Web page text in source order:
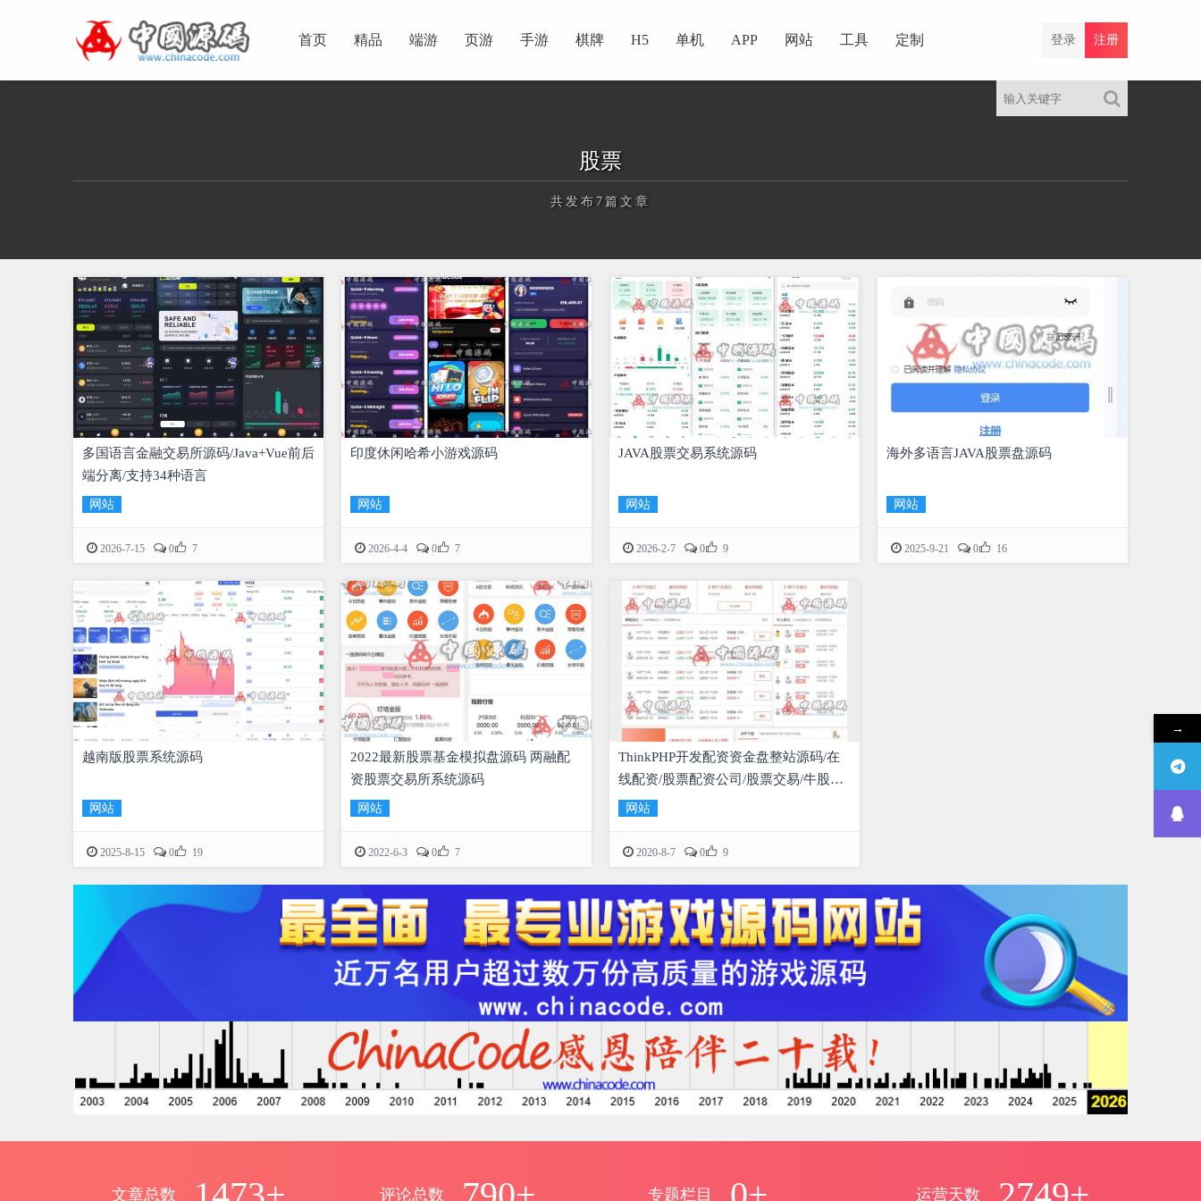
首页 精品 端游 页游 手游 棋牌 H5 单机 APP 网站 工具 定制 注册
登录
股票
共发布7篇文章
正在为您加载新内容
多国语言金融交易所源码/Java+Vue前后
端分离/支持34种语言
网站
2026-7-15 0 7
印度休闲哈希小游戏源码
网站
2026-4-4 0 7
JAVA股票交易系统源码
网站
2026-2-7 0 9
海外多语言JAVA股票盘源码
网站
2025-9-21 0 16
越南版股票系统源码
网站
2025-8-15 0 19
2022最新股票基金模拟盘源码 两融配
资股票交易所系统源码
网站
2022-6-3 0 7
ThinkPHP开发配资资金盘整站源码/在
线配资/股票配资公司/股票交易/牛股跟
投/实盘策略源码
网站
2020-8-7 0 9
文章总数 评论总数 专题栏目 运营天数
→